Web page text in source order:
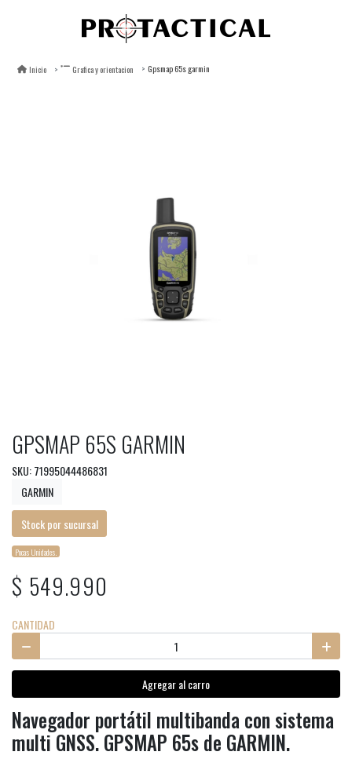
Inicio Grafica y orientacion Gpsmap 65s garmin
GPSMAP 65S GARMIN
SKU: 71995044486831
GARMIN
Stock por sucursal
Pocas Unidades.
$ 549.990
CANTIDAD
Agregar al carro
Navegador portátil multibanda con sistema
multi GNSS. GPSMAP 65s de GARMIN.